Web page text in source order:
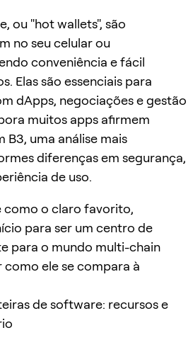
ou "hot wallets", são
no seu celular ou
conveniência e fácil
Elas são essenciais para
dApps, negociações e gestão
muitos apps afirmem
uma análise mais
diferenças em segurança,
de uso.
como o claro favorito,
para ser um centro de
para o mundo multi-chain
como ele se compara à
de software: recursos e